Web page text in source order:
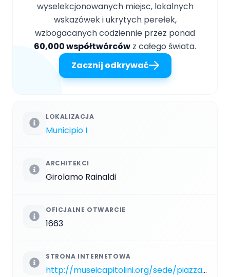
wyselekcjonowanych miejsc, lokalnych
wskazówek i ukrytych perełek,
wzbogacanych codziennie przez ponad
60,000 współtwórców z całego świata.
Zacznij odkrywać
LOKALIZACJA
Municipio I
ARCHITEKCI
Girolamo Rainaldi
OFICJALNE OTWARCIE
1663
STRONA INTERNETOWA
http://museicapitolini.org/sede/piazza_e_palazzi/palazzo_nuovo